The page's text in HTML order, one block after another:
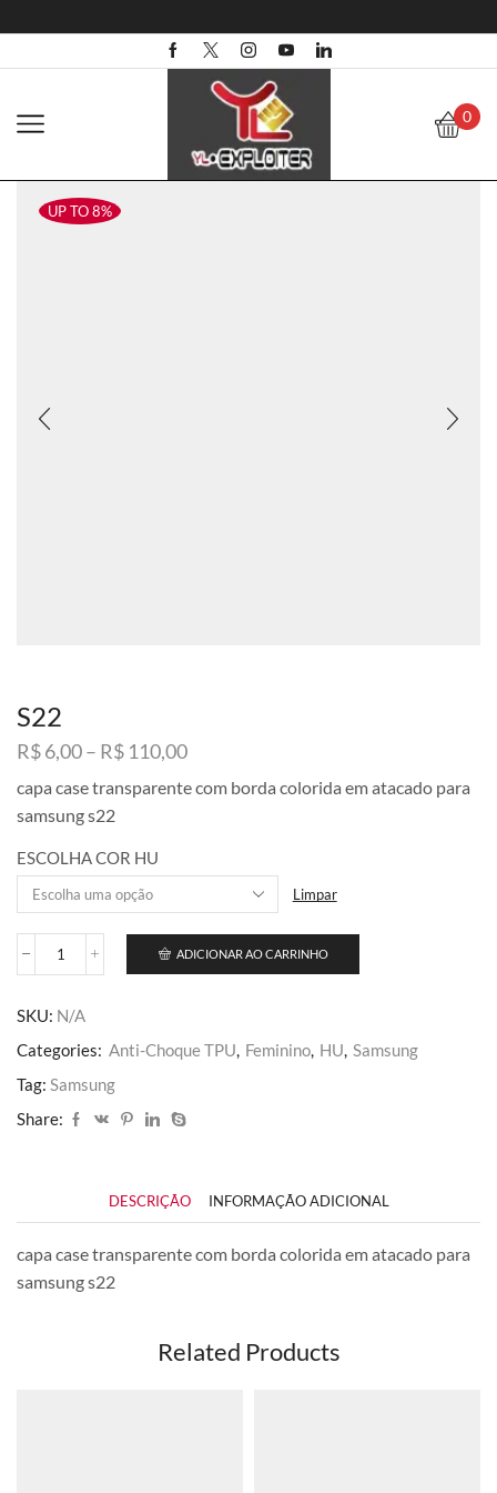
0
UP TO 8%
S22
R$6,00– R$ 110,00Faixa
preço:
capa case transparente com borda colorida em atacado para
samsung s22
ESCOLHA COR HU
Limpar
S22
ADICIONAR AO CARRINHO
SKU: N/A
Categories: Anti-Choque TPU, Feminino, HU, Samsung
Tag: Samsung
Share:
DESCRIÇÃO INFORMAÇÃO ADICIONAL
capa case transparente com borda colorida em atacado para
samsung s22
Related Products